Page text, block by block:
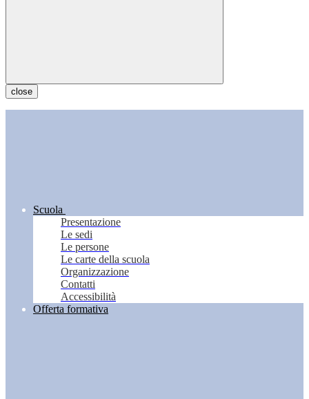
close
Scuola
Presentazione
Le sedi
Le persone
Le carte della scuola
Organizzazione
Contatti
Accessibilità
Offerta formativa